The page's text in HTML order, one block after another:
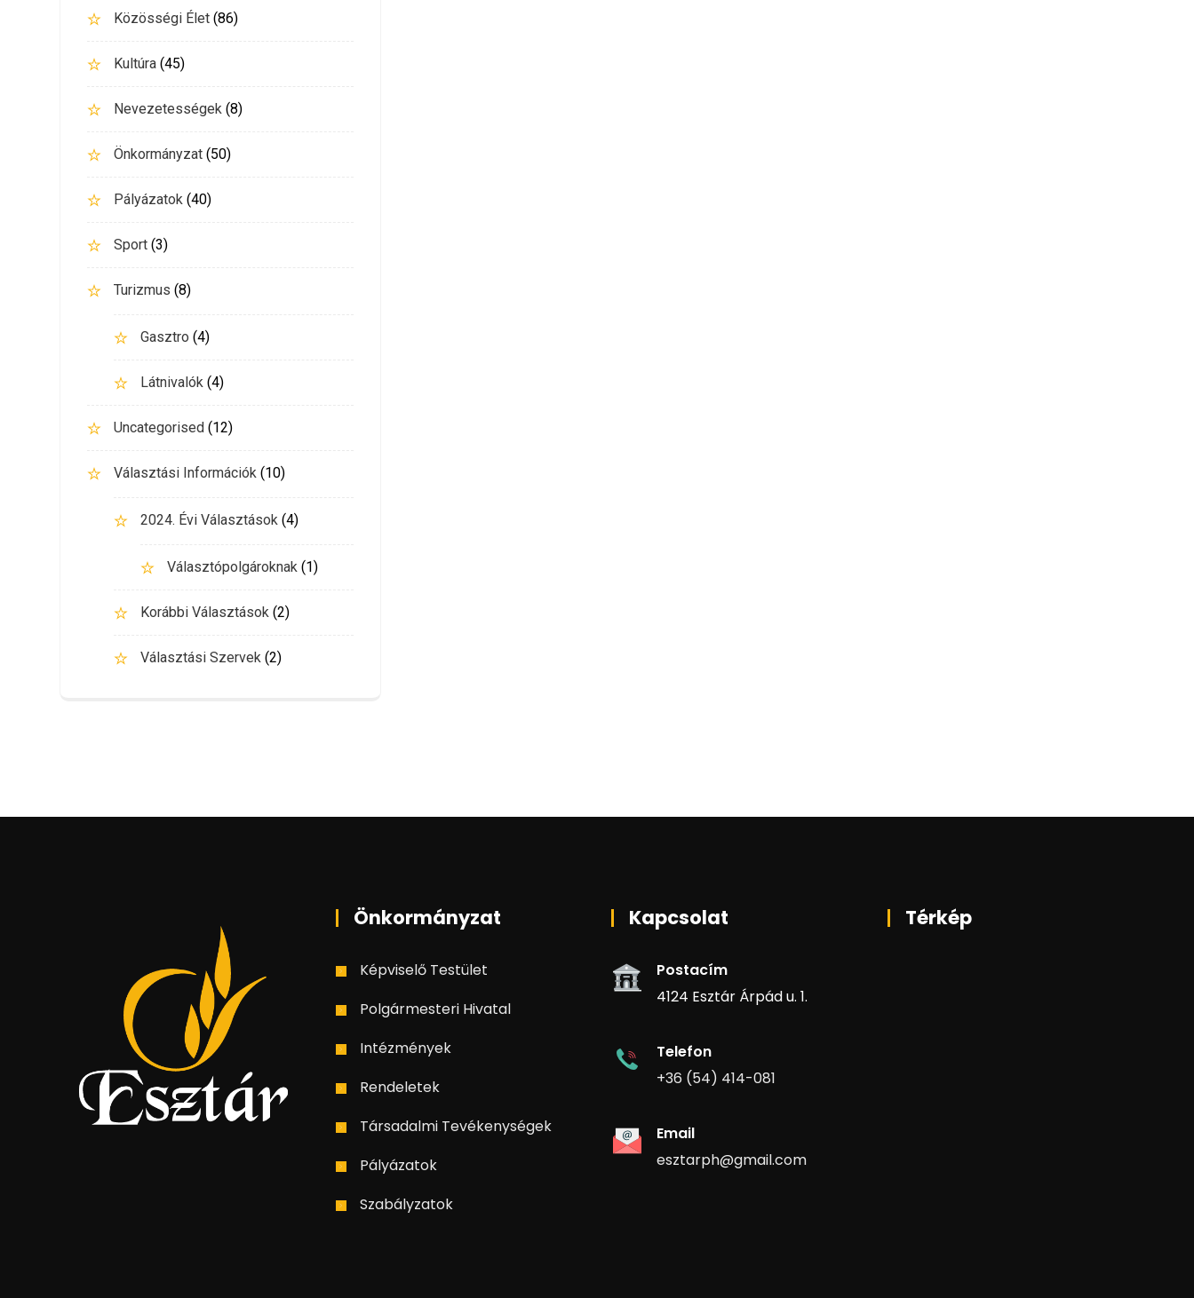
Közösségi Élet (86)
Kultúra (45)
Nevezetességek (8)
Önkormányzat (50)
Pályázatok (40)
Sport (3)
Turizmus (8)
Gasztro (4)
Látnivalók (4)
Uncategorised (12)
Választási Információk (10)
2024. Évi Választások (4)
Választópolgároknak (1)
Korábbi Választások (2)
Választási Szervek (2)
Önkormányzat
Képviselő Testület
Polgármesteri Hivatal
Intézmények
Rendeletek
Társadalmi Tevékenységek
Pályázatok
Szabályzatok
Kapcsolat
Postacím
4124 Esztár Árpád u. 1.
Telefon
+36 (54) 414-081
Email
esztarph@gmail.com
Térkép